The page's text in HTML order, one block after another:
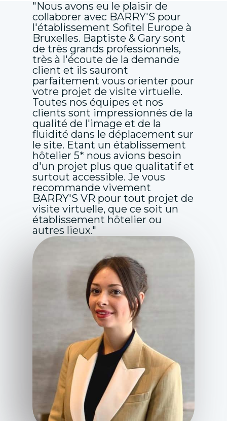
"Nous avons eu le plaisir de
collaborer avec BARRY'S pour
l'établissement Sofitel Europe à
Bruxelles. Baptiste & Gary sont
de très grands professionnels,
très à l'écoute de la demande
client et ils sauront
parfaitement vous orienter pour
votre projet de visite virtuelle.
Toutes nos équipes et nos
clients sont impressionnés de la
qualité de l'image et de la
fluidité dans le déplacement sur
le site. Etant un établissement
hôtelier 5* nous avions besoin
d'un projet plus que qualitatif et
surtout accessible. Je vous
recommande vivement
BARRY'S VR pour tout projet de
visite virtuelle, que ce soit un
établissement hôtelier ou
autres lieux."